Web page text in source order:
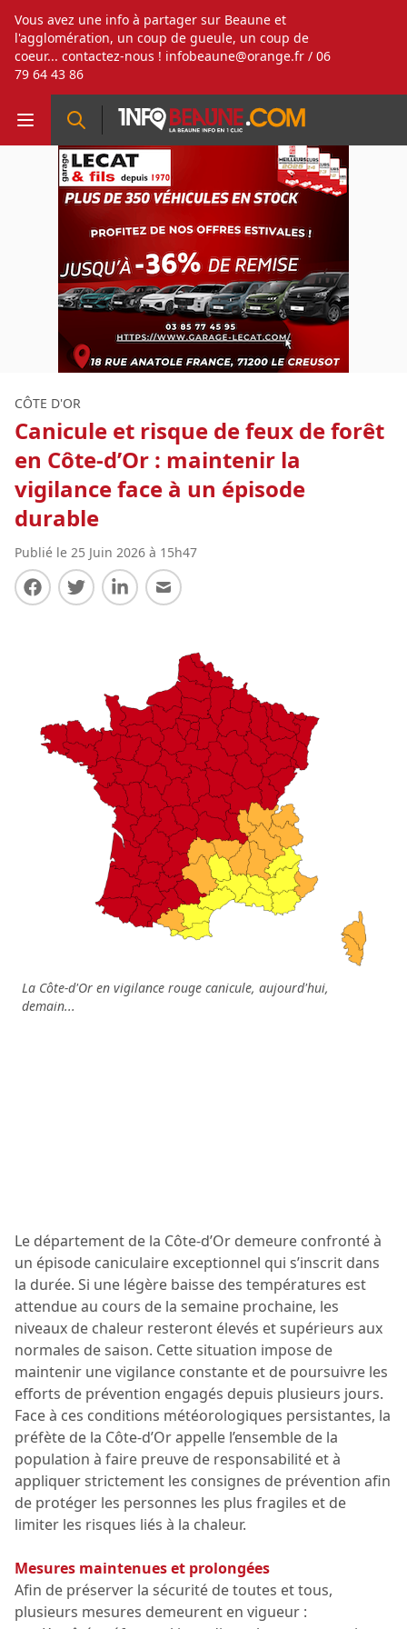
Vous avez une info à partager sur Beaune et
l'agglomération, un coup de gueule, un coup de
coeur... contactez-nous ! infobeaune@orange.fr / 06
79 64 43 86
CÔTE D'OR
Canicule et risque de feux de forêt
en Côte-d’Or : maintenir la
vigilance face à un épisode
durable
Publié le 25 Juin 2026 à 15h47
Partager sur Facebook
Partager sur Twitter
Partager sur LinkedIn
Partager par E-mail
La Côte-d'Or en vigilance rouge canicule, aujourd'hui,
demain...
Le département de la Côte-d’Or demeure confronté à
un épisode caniculaire exceptionnel qui s’inscrit dans
la durée. Si une légère baisse des températures est
attendue au cours de la semaine prochaine, les
niveaux de chaleur resteront élevés et supérieurs aux
normales de saison. Cette situation impose de
maintenir une vigilance constante et de poursuivre les
efforts de prévention engagés depuis plusieurs jours.
Face à ces conditions météorologiques persistantes, la
préfète de la Côte-d’Or appelle l’ensemble de la
population à faire preuve de responsabilité et à
appliquer strictement les consignes de prévention afin
de protéger les personnes les plus fragiles et de
limiter les risques liés à la chaleur.
Mesures maintenues et prolongées
Afin de préserver la sécurité de toutes et tous,
plusieurs mesures demeurent en vigueur :